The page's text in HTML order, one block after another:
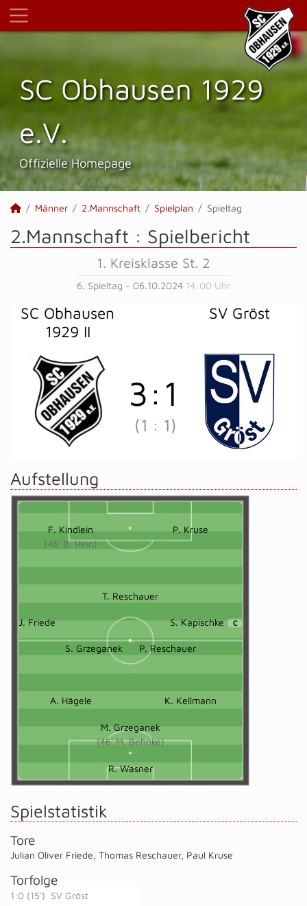
SC Obhausen 1929
e.V.
Offizielle Homepage
Männer 2.Mannschaft Spielplan Spieltag
2.Mannschaft : Spielbericht
1. Kreisklasse St. 2
6. Spieltag - 06.10.2024 14:00 Uhr
SC Obhausen
1929 II
SV Gröst
3 : 1
(1 : 1)
Aufstellung
F. Kindlein
(46' B. Hein)
P. Kruse
T. Reschauer
J. Friede S. Kapischke C
S. Grzeganek P. Reschauer
A. Hägele K. Kellmann
M. Grzeganek
(46' M. Behnke)
R. Wasner
Spielstatistik
Tore
Julian Oliver Friede, Thomas Reschauer, Paul Kruse
Torfolge
1:0 (15') SV Gröst